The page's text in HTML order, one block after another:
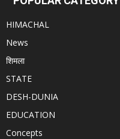
HIMACHAL
News
शिमला
STATE
DESH-DUNIA
EDUCATION
Concepts